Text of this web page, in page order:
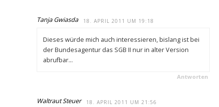
Tanja Gwiasda 18. APRIL 2011 UM 19:18
Dieses würde mich auch interessieren, bislang ist bei
der Bundesagentur das SGB II nur in alter Version
abrufbar…
Antworten
Waltraut Steuer 18. APRIL 2011 UM 21:56